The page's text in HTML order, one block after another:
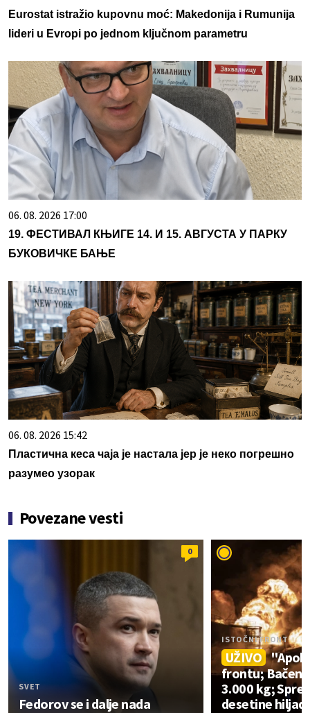
Eurostat istražio kupovnu moć: Makedonija i Rumunija
lideri u Evropi po jednom ključnom parametru
06. 08. 2026 17:00
19. ФЕСТИВАЛ КЊИГЕ 14. И 15. АВГУСТА У ПАРКУ
БУКОВИЧКЕ БАЊЕ
06. 08. 2026 15:42
Пластична кеса чаја је настала јер је неко погрешно
разумео узорак
Povezane vesti
0
SVET
Fedorov se i dalje nada
ISTOČNI FRONT
UŽIVO
frontu;
3.000 kg;
desetine